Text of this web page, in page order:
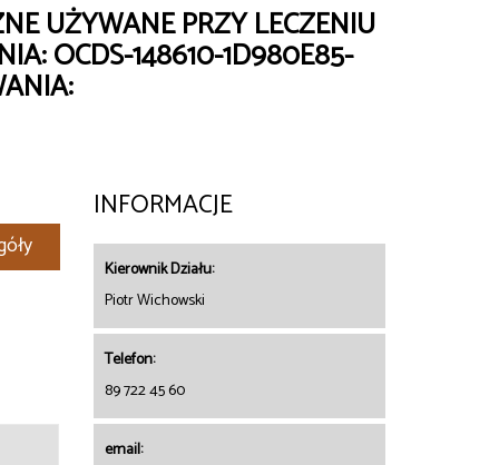
UŻYWANE PRZY LECZENIU
OCDS-148610-1D980E85-
INFORMACJE
Kierownik Działu:
Piotr Wichowski
Telefon:
89 722 45 60
email: